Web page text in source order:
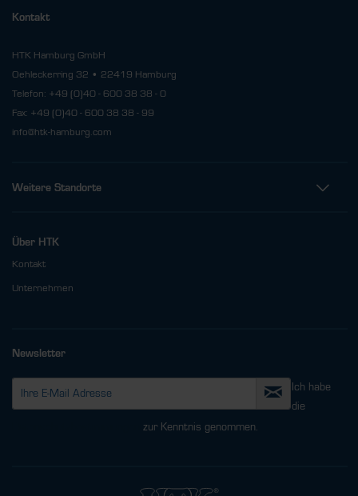
Kontakt
HTK Hamburg GmbH
Oehleckerring 32 • 22419 Hamburg
Telefon: +49 (0)40 - 600 38 38 - 0
Fax: +49 (0)40 - 600 38 38 - 99
info@htk-hamburg.com
Weitere Standorte
Über HTK
Kontakt
Unternehmen
Newsletter
Ich habe
die
zur Kenntnis genommen.